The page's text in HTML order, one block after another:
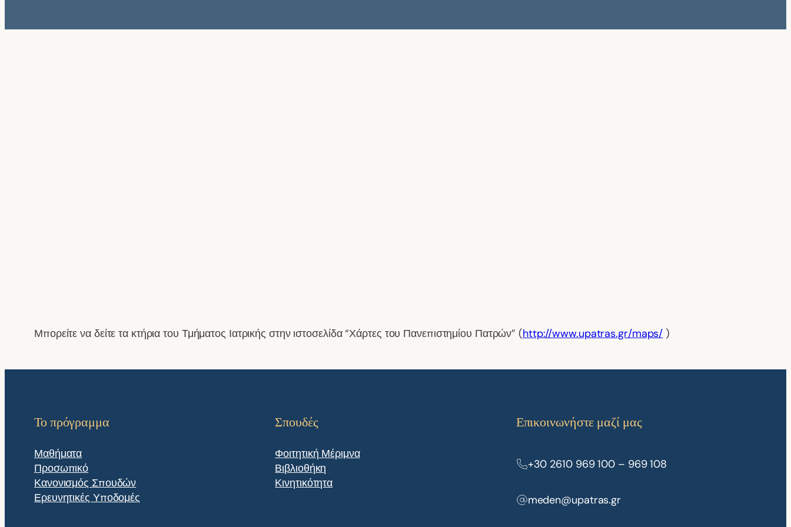
Μπορείτε να δείτε τα κτήρια του Τμήματος Ιατρικής στην ιστοσελίδα “Χάρτες του Πανεπιστημίου Πατρών” (http://www.upatras.gr/maps/ )
Το πρόγραμμα
Μαθήματα
Προσωπικό
Κανονισμός Σπουδών
Ερευνητικές Υποδομές
Σπουδές
Φοιτητική Μέριμνα
Βιβλιοθήκη
Κινητικότητα
Επικοινωνήστε μαζί μας
+30 2610 969 100 – 969 108
meden@upatras.gr